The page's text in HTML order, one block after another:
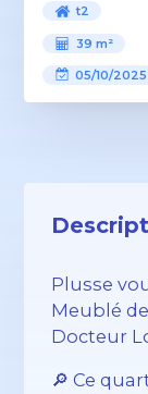
t2
39 m²
05/10/2025
Plusse
Meublé
Docteur
🔎 Ce